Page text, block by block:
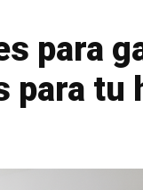
para
para tu